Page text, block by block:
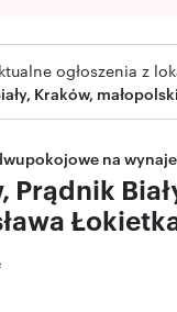
ogłoszenia z
Kraków,
na
Prądnik